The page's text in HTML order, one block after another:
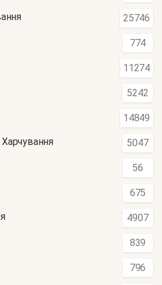
25746
774
11274
5242
14849
5047
56
675
4907
839
796